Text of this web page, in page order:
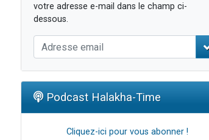
votre adresse e-mail dans le champ ci-
dessous.
Podcast Halakha-Time
Cliquez-ici pour vous abonner !